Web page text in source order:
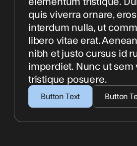
quis viverra ornare,
interdum nulla, ut
libero vitae erat.
nibh et justo cursus id
imperdiet. Nunc ut sem
tristique posuere.
Button Text Button